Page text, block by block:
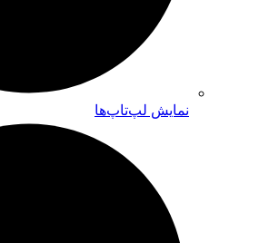
نمایش لپ‌تاپ‌ها